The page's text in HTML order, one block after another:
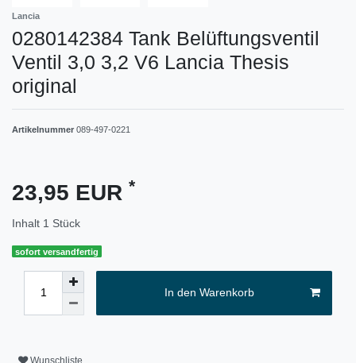
Lancia
0280142384 Tank Belüftungsventil
Ventil 3,0 3,2 V6 Lancia Thesis
original
Artikelnummer 089-497-0221
23,95 EUR *
Inhalt 1 Stück
sofort versandfertig
In den Warenkorb
Wunschliste